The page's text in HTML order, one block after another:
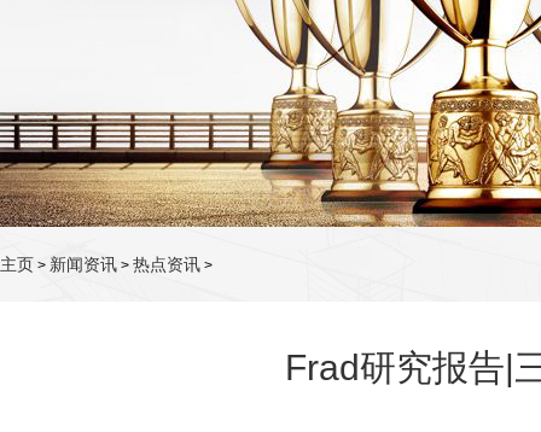
主页 > 新闻资讯 > 热点资讯 >
Frad研究报告|